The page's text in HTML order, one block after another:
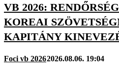
VB 2026:
KOREAI
KAPITÁNY
Foci vb 20262026.08.06. 19:04